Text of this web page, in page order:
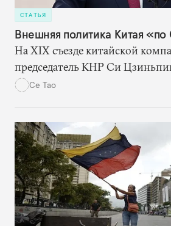
СТАТЬЯ
Внешняя политика Китая
На XIX съезде китайской
председатель КНР Си
только своей стране, но и
серьезное влияние на сферы
управления, международных
безопасности.
Се Тао